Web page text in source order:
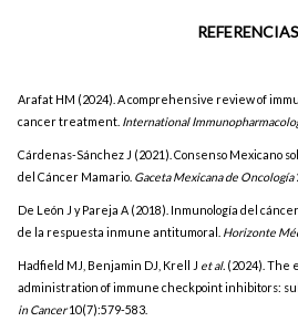
REFERENCIAS
Arafat HM (2024). A comprehensive review of
cancer treatment. International
Cárdenas-Sánchez J (2021). Consenso Mexicano
del Cáncer Mamario. Gaceta Mexicana de Oncología
De León J y Pareja A (2018). Inmunología del
de la respuesta inmune antitumoral. Horizonte
Hadfield MJ, Benjamin DJ, Krell J et al. (2024). The
administration of immune checkpoint inhibitors:
in Cancer10(7):579-583.